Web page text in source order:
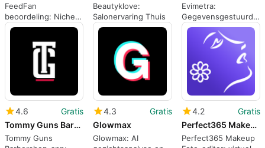
FeedFan
beoordeling: Niche
maker-fan app voor
Beautyklove:
Salonervaring Thuis
Evimetra:
Gegevensgestuurde
huid- en
voor dagelijkse
routines
4.6
Gratis
Tommy Guns Barbershop
Tommy Guns
4.3
Gratis
Glowmax
Glowmax: AI
4.2
Gratis
Perfect365 Makeup Photo Editor
Perfect365 Makeup